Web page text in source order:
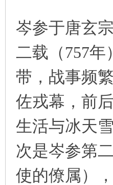
岑参于唐玄
二载（757
带，战事频
佐戎幕，前
生活与冰天
次是岑参第
使的僚属）